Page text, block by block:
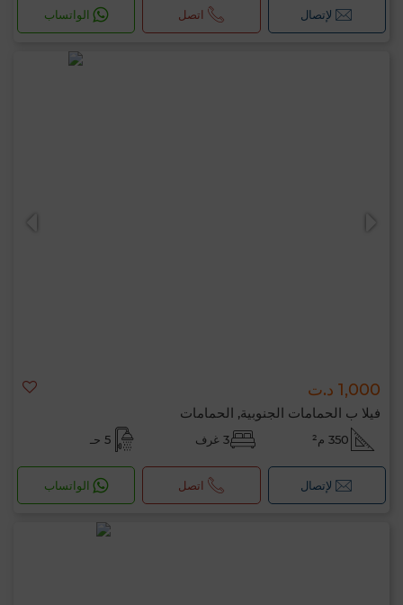
لإتصال اتصل الواتساب
1,000 د.ت
فيلا ب الحمامات الجنوبية, الحمامات
350 م² 3 غرف 5 حـ
لإتصال اتصل الواتساب